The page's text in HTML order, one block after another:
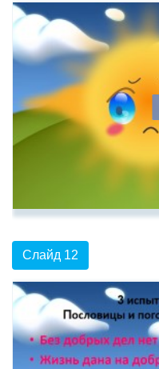
Слайд 12